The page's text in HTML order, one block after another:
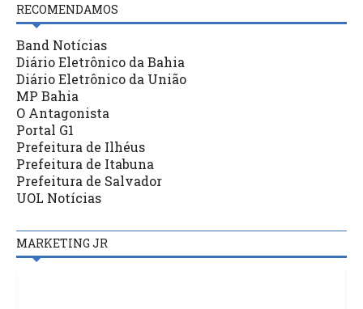
RECOMENDAMOS
Band Notícias
Diário Eletrônico da Bahia
Diário Eletrônico da União
MP Bahia
O Antagonista
Portal G1
Prefeitura de Ilhéus
Prefeitura de Itabuna
Prefeitura de Salvador
UOL Notícias
MARKETING JR